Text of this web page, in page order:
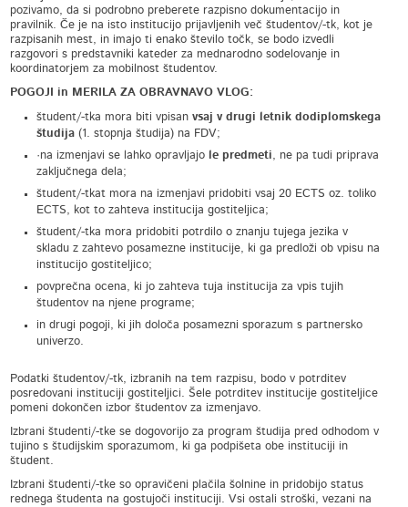
pozivamo, da si podrobno preberete razpisno dokumentacijo in
pravilnik. Če je na isto institucijo prijavljenih več študentov/-tk, kot je
razpisanih mest, in imajo ti enako število točk, se bodo izvedli
razgovori s predstavniki kateder za mednarodno sodelovanje in
koordinatorjem za mobilnost študentov.
POGOJI in MERILA ZA OBRAVNAVO VLOG:
študent/-tka mora biti vpisanvsaj v drugi letnik dodiplomskega
študija (1. stopnja študija) na FDV;
·na izmenjavi se lahko opravljajo
le predmeti, ne pa tudi priprava
zaključnega dela;
študent/-tkat mora na izmenjavi pridobiti vsaj 20 ECTS oz. toliko
ECTS, kot to zahteva institucija gostiteljica;
študent/-tka mora pridobiti potrdilo o znanju tujega jezika v
skladu z zahtevo posamezne institucije, ki ga predloži ob vpisu na
institucijo gostiteljico;
povprečna ocena, ki jo zahteva tuja institucija za vpis tujih
študentov na njene programe;
in drugi pogoji, ki jih določa posamezni sporazum s partnersko
univerzo.
Podatki študentov/-tk, izbranih na tem razpisu, bodo v potrditev
posredovani instituciji gostiteljici. Šele potrditev institucije gostiteljice
pomeni dokončen izbor študentov za izmenjavo.
Izbrani študenti/-tke se dogovorijo za program študija pred odhodom v
tujino s študijskim sporazumom, ki ga podpišeta obe instituciji in
študent.
Izbrani študenti/-tke so opravičeni plačila šolnine in pridobijo status
rednega študenta na gostujoči instituciji. Vsi ostali stroški, vezani na